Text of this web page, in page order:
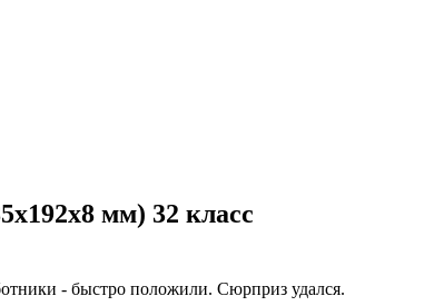
мм) 32 класс
- быстро положили. Сюрприз удался.